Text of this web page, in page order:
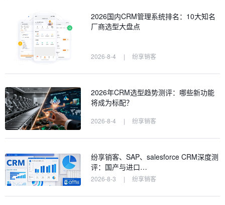
2026国内CRM管理系统排名：10大知名
厂商选型大盘点
2026-8-4 | 纷享销客
2026年CRM选型趋势测评：哪些新功能
将成为标配？
2026-8-4 | 纷享销客
纷享销客、SAP、salesforce CRM深度测
评：国产与进口…
2026-8-3 | 纷享销客